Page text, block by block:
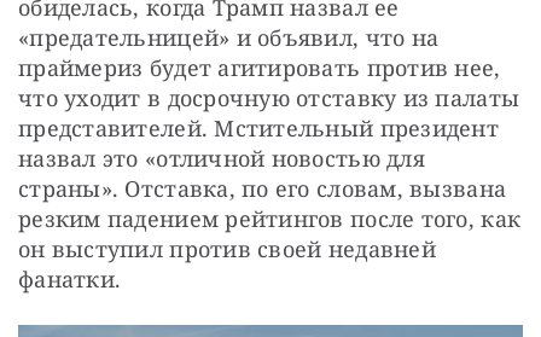
обиделась, когда Трамп назвал ее
«предательницей» и объявил, что на
праймериз будет агитировать против нее,
что уходит в досрочную отставку из палаты
представителей. Мстительный президент
назвал это «отличной новостью для
страны». Отставка, по его словам, вызвана
резким падением рейтингов после того, как
он выступил против своей недавней
фанатки.